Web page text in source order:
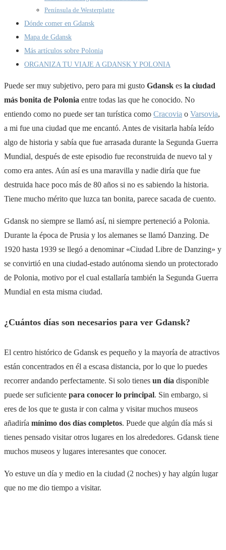
Península de Westerplatte
Dónde comer en Gdansk
Mapa de Gdansk
Más artículos sobre Polonia
ORGANIZA TU VIAJE A GDANSK Y POLONIA
Puede ser muy subjetivo, pero para mi gusto Gdansk es la ciudad
más bonita de Polonia entre todas las que he conocido. No
entiendo como no puede ser tan turística como Cracovia o Varsovia,
a mi fue una ciudad que me encantó. Antes de visitarla había leído
algo de historia y sabía que fue arrasada durante la Segunda Guerra
Mundial, después de este episodio fue reconstruida de nuevo tal y
como era antes. Aún así es una maravilla y nadie diría que fue
destruida hace poco más de 80 años si no es sabiendo la historia.
Tiene mucho mérito que luzca tan bonita, parece sacada de cuento.
Gdansk no siempre se llamó así, ni siempre perteneció a Polonia.
Durante la época de Prusia y los alemanes se llamó Danzing. De
1920 hasta 1939 se llegó a denominar «Ciudad Libre de Danzing» y
se convirtió en una ciudad-estado autónoma siendo un protectorado
de Polonia, motivo por el cual estallaría también la Segunda Guerra
Mundial en esta misma ciudad.
¿Cuántos días son necesarios para ver Gdansk?
El centro histórico de Gdansk es pequeño y la mayoría de atractivos
están concentrados en él a escasa distancia, por lo que lo puedes
recorrer andando perfectamente. Si solo tienes un día disponible
puede ser suficiente para conocer lo principal. Sin embargo, si
eres de los que te gusta ir con calma y visitar muchos museos
añadiría mínimo dos días completos. Puede que algún día más si
tienes pensado visitar otros lugares en los alrededores. Gdansk tiene
muchos museos y lugares interesantes que conocer.
Yo estuve un día y medio en la ciudad (2 noches) y hay algún lugar
que no me dio tiempo a visitar.